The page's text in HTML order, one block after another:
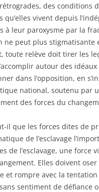
des conditions
qu’elles vivent depuis
à leur paroxysme par la
ne peut plus stigmatisante
toute relève doit tirer les
autour des
dans l’opposition, en
national, soutenu par
des forces du
il que les forces dites de
de l’esclavage
de l’esclavage, une force
Elles doivent
et rompre avec la
sentiment de défiance